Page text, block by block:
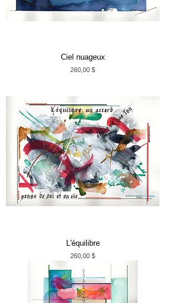
Ciel nuageux
Prix
260,00 $
L'équilibre
Prix
260,00 $